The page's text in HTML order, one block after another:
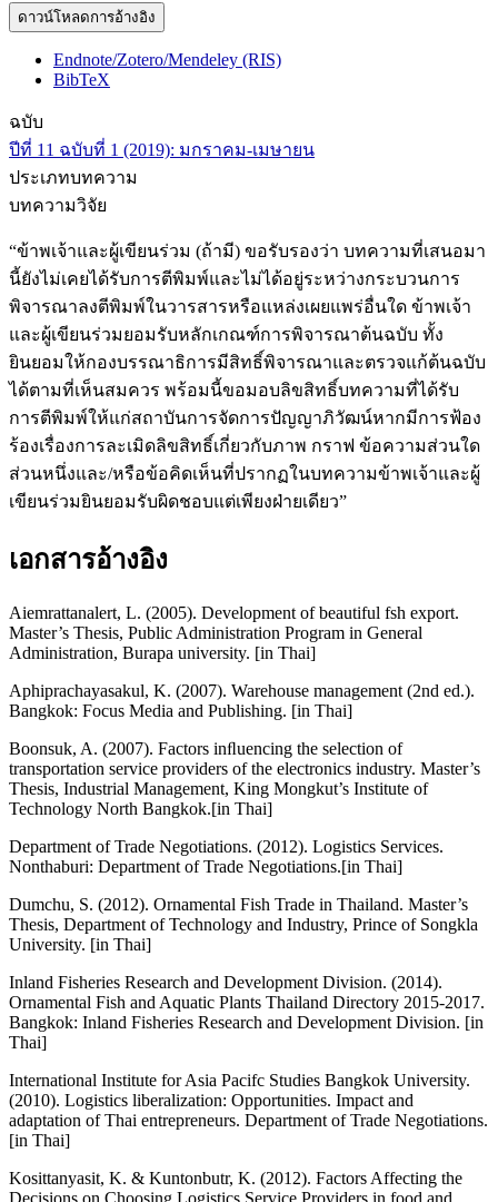
ดาวน์โหลดการอ้างอิง
Endnote/Zotero/Mendeley (RIS)
BibTeX
ฉบับ
ปีที่ 11 ฉบับที่ 1 (2019): มกราคม-เมษายน
ประเภทบทความ
บทความวิจัย
“ข้าพเจ้าและผู้เขียนร่วม (ถ้ามี) ขอรับรองว่า บทความที่เสนอมา
นี้ยังไม่เคยได้รับการตีพิมพ์และไม่ได้อยู่ระหว่างกระบวนการ
พิจารณาลงตีพิมพ์ในวารสารหรือแหล่งเผยแพร่อื่นใด ข้าพเจ้า
และผู้เขียนร่วมยอมรับหลักเกณฑ์การพิจารณาต้นฉบับ ทั้ง
ยินยอมให้กองบรรณาธิการมีสิทธิ์พิจารณาและตรวจแก้ต้นฉบับ
ได้ตามที่เห็นสมควร พร้อมนี้ขอมอบลิขสิทธิ์บทความที่ได้รับ
การตีพิมพ์ให้แก่สถาบันการจัดการปัญญาภิวัฒน์หากมีการฟ้อง
ร้องเรื่องการละเมิดลิขสิทธิ์เกี่ยวกับภาพ กราฟ ข้อความส่วนใด
ส่วนหนึ่งและ/หรือข้อคิดเห็นที่ปรากฏในบทความข้าพเจ้าและผู้
เขียนร่วมยินยอมรับผิดชอบแต่เพียงฝ่ายเดียว”
เอกสารอ้างอิง
Aiemrattanalert, L. (2005). Development of beautiful fsh export.
Master’s Thesis, Public Administration Program in General
Administration, Burapa university. [in Thai]
Aphiprachayasakul, K. (2007). Warehouse management (2nd ed.).
Bangkok: Focus Media and Publishing. [in Thai]
Boonsuk, A. (2007). Factors inﬂuencing the selection of
transportation service providers of the electronics industry. Master’s
Thesis, Industrial Management, King Mongkut’s Institute of
Technology North Bangkok.[in Thai]
Department of Trade Negotiations. (2012). Logistics Services.
Nonthaburi: Department of Trade Negotiations.[in Thai]
Dumchu, S. (2012). Ornamental Fish Trade in Thailand. Master’s
Thesis, Department of Technology and Industry, Prince of Songkla
University. [in Thai]
Inland Fisheries Research and Development Division. (2014).
Ornamental Fish and Aquatic Plants Thailand Directory 2015-2017.
Bangkok: Inland Fisheries Research and Development Division. [in
Thai]
International Institute for Asia Pacifc Studies Bangkok University.
(2010). Logistics liberalization: Opportunities. Impact and
adaptation of Thai entrepreneurs. Department of Trade Negotiations.
[in Thai]
Kosittanyasit, K. & Kuntonbutr, K. (2012). Factors Affecting the
Decisions on Choosing Logistics Service Providers in food and